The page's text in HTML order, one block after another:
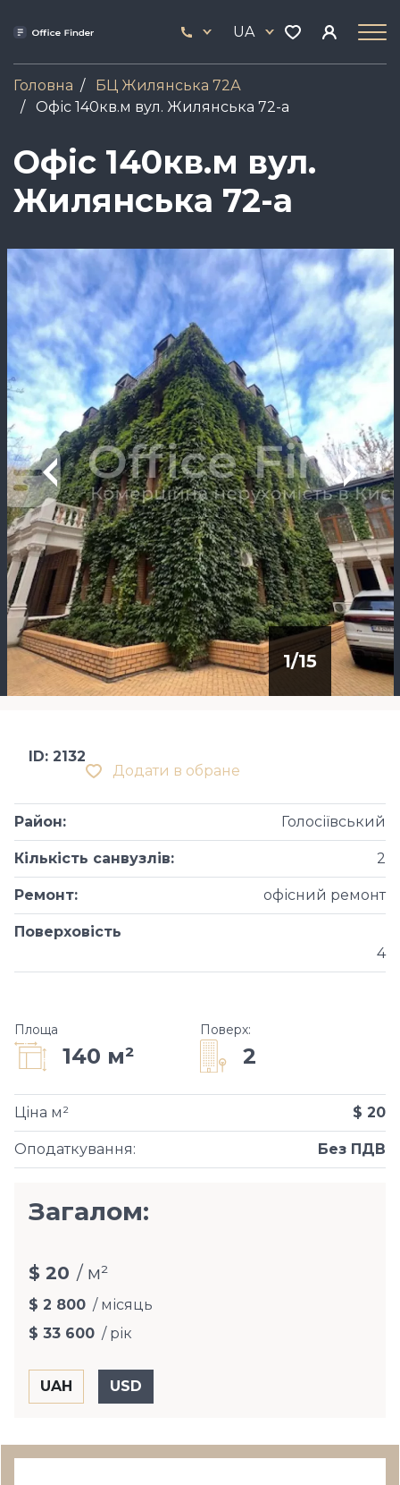
17
UA
Головна
БЦ Жилянська 72А
Офіс 140кв.м вул. Жилянська 72-а
Офіс 140кв.м вул.
Жилянська 72-а
Зображення
1/15
Додати в обране
ID: 2132
Район: Голосіївський
Кількість санвузлів: 2
Ремонт: офісний ремонт
Поверховість
4
Площа
140 м²
Поверх:
2
Оподаткування: Без ПДВ
Ціна м² $ 20
Загалом:
$ 20 / м²
$ 2 800 / місяць
$ 33 600 / рік